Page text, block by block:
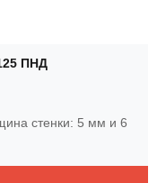
ПНД
стенки: 5 мм и 6